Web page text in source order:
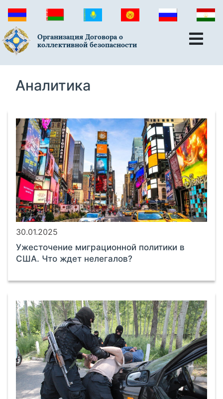
Организация Договора о
коллективной безопасности
Аналитика
30.01.2025
Ужесточение миграционной политики в
США. Что ждет нелегалов?